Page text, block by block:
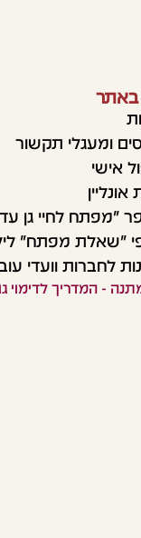
ומעגלי תקשור
אישי
אונליין
"מפתח לחיי גן
"שאלת מפתח"
לחברות וועדי
- המדריך לדימוי